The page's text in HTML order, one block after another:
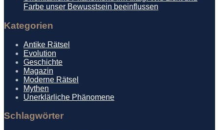
Farbe unser Bewusstsein beeinflussen
Kategorien
Antike Rätsel
Evolution
Geschichte
Magazin
Moderne Rätsel
Mythen
Unerklärliche Phänomene
Schlagwörter